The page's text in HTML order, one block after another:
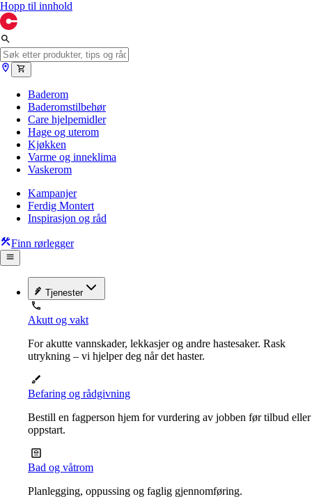
Hopp til innhold
Baderom
Baderomstilbehør
Care hjelpemidler
Hage og uterom
Kjøkken
Varme og inneklima
Vaskerom
Kampanjer
Ferdig Montert
Inspirasjon og råd
Finn rørlegger
Tjenester
Akutt og vakt
For akutte vannskader, lekkasjer og andre hastesaker. Rask
utrykning – vi hjelper deg når det haster.
Befaring og rådgivning
Bestill en fagperson hjem for vurdering av jobben før tilbud eller
oppstart.
Bad og våtrom
Planlegging, oppussing og faglig gjennomføring.